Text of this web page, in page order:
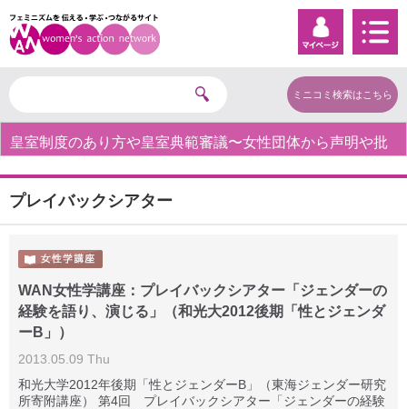
ミニコミ検索はこちら
皇室制度のあり方や皇室典範審議〜女性団体から声明や批
プレイバックシアター
WAN女性学講座：プレイバックシアター「ジェンダーの
経験を語り、演じる」（和光大2012後期「性とジェンダ
ーB」）
2013.05.09 Thu
和光大学2012年後期「性とジェンダーB」（東海ジェンダー研究
所寄附講座） 第4回 プレイバックシアター「ジェンダーの経験